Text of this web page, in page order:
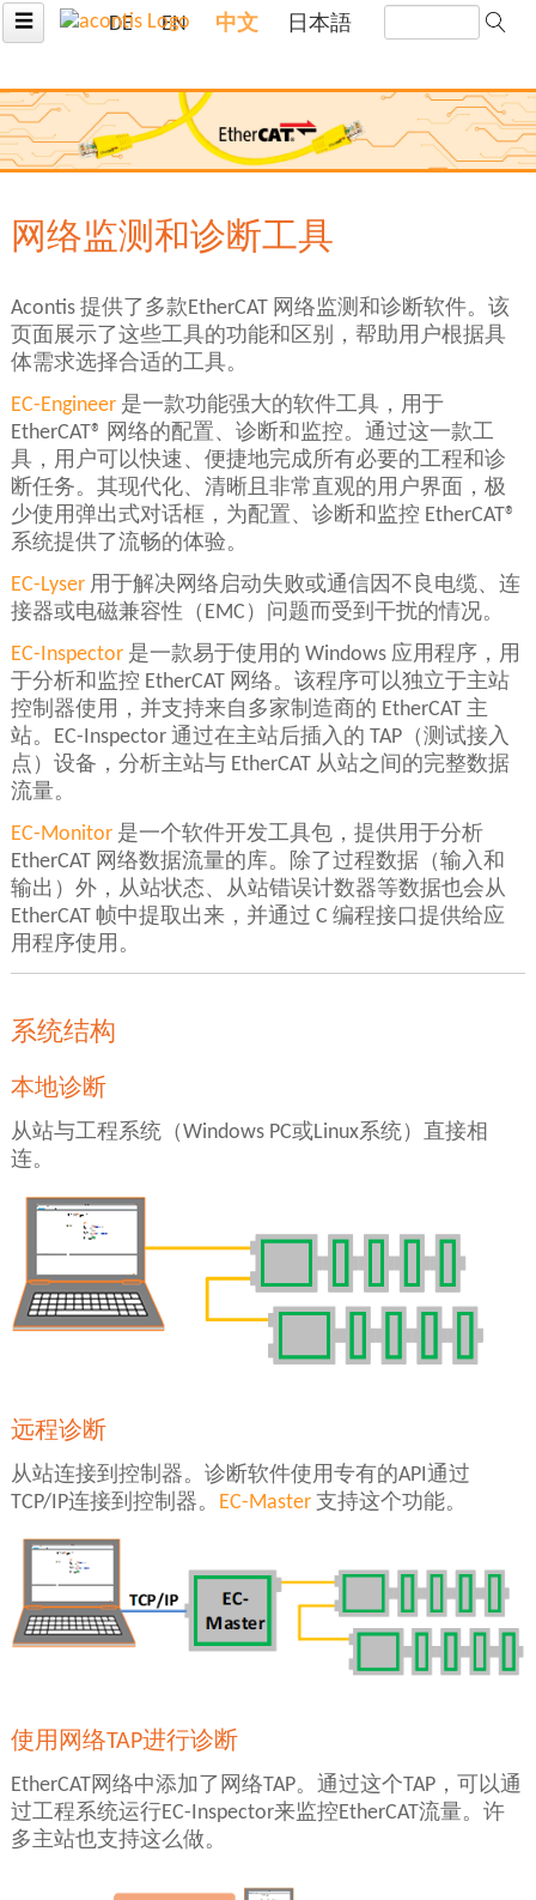
☰ DE EN 中文 日本語
网络监测和诊断工具
Acontis 提供了多款EtherCAT 网络监测和诊断软件。该
页面展示了这些工具的功能和区别，帮助用户根据具
体需求选择合适的工具。
EC-Engineer是一款功能强大的软件工具，用于
EtherCAT® 网络的配置、诊断和监控。通过这一款工
具，用户可以快速、便捷地完成所有必要的工程和诊
断任务。其现代化、清晰且非常直观的用户界面，极
少使用弹出式对话框，为配置、诊断和监控 EtherCAT®
系统提供了流畅的体验。
EC-Lyser用于解决网络启动失败或通信因不良电缆、连
接器或电磁兼容性（EMC）问题而受到干扰的情况。
EC-Inspector是一款易于使用的 Windows 应用程序，用
于分析和监控 EtherCAT 网络。该程序可以独立于主站
控制器使用，并支持来自多家制造商的 EtherCAT 主
站。EC-Inspector 通过在主站后插入的 TAP（测试接入
点）设备，分析主站与 EtherCAT 从站之间的完整数据
流量。
EC-Monitor是一个软件开发工具包，提供用于分析
EtherCAT 网络数据流量的库。除了过程数据（输入和
输出）外，从站状态、从站错误计数器等数据也会从
EtherCAT 帧中提取出来，并通过 C 编程接口提供给应
用程序使用。
系统结构
本地诊断
从站与工程系统（Windows PC或Linux系统）直接相
连。
远程诊断
从站连接到控制器。诊断软件使用专有的API通过
TCP/IP连接到控制器。 EC-Master 支持这个功能。
使用网络TAP进行诊断
EtherCAT网络中添加了网络TAP。通过这个TAP，可以通
过工程系统运行EC-Inspector来监控EtherCAT流量。许
多主站也支持这么做。